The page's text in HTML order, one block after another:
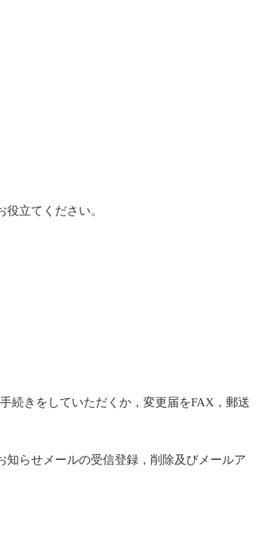
立てください。
続きをしていただくか，変更届をFAX，郵送
らせメールの受信登録，削除及びメールア